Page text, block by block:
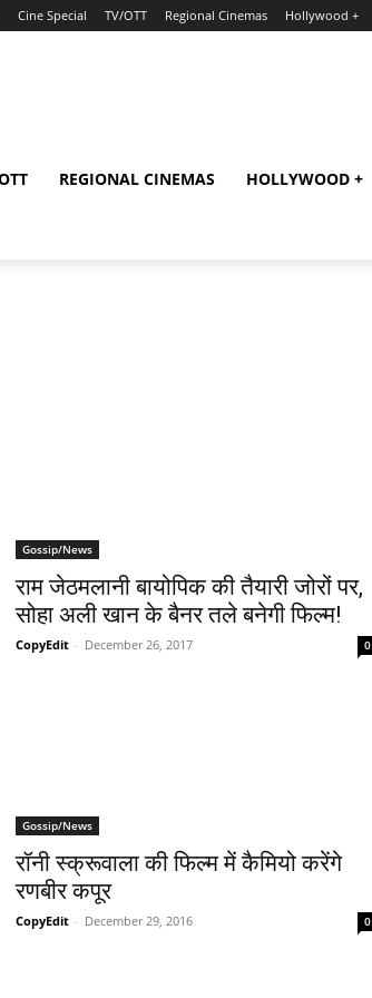
Cine Special TV/OTT Regional Cinemas Hollywood +
REGIONAL CINEMAS HOLLYWOOD +
Gossip/News
राम जेठमलानी बायोपिक की तैयारी जोरों पर,
सोहा अली खान के बैनर तले बनेगी फिल्म!
CopyEdit - December 26, 2017 0
Gossip/News
रॉनी स्‍क्रूवाला की फिल्‍म में कैमियो करेंगे
रणबीर कपूर
CopyEdit - December 29, 2016 0